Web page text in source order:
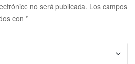
no será publicada. Los campos
con *